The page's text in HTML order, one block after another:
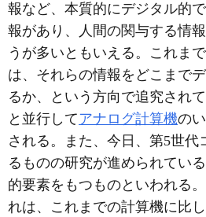
報など、本質的にデジタル的
報があり、人間の関与する情
うが多いともいえる。これま
は、それらの情報をどこまで
るか、という方向で追究され
と並行してアナログ計算機の
される。また、今日、第5世代
るものの研究が進められてい
的要素をもつものといわれる
れは、これまでの計算機に比